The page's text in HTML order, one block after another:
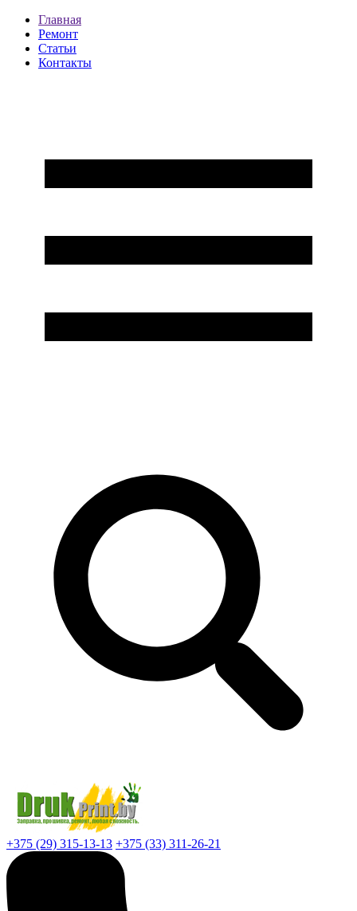
Главная
Ремонт
Статьи
Контакты
+375 (29) 315-13-13 +375 (33) 311-26-21